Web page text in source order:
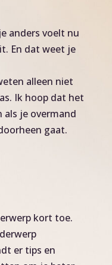
anders voelt nu
En dat weet je
alleen niet
Ik hoop dat het
als je overmand
gaat.
kort toe.
er tips en